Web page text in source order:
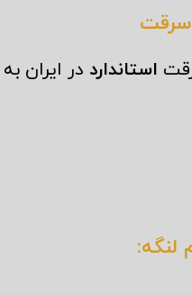
سرقت
استاندارد در ایران به
لنگه: